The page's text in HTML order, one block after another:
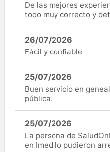
De las mejores
todo muy correcto y
26/07/2026
Fácil y confiable
25/07/2026
Buen servicio en
pública.
25/07/2026
La persona de
en Imed lo pudieron